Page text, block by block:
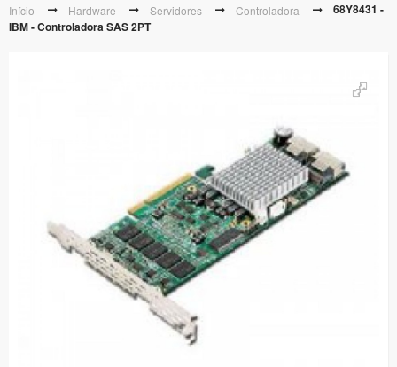
Início Hardware Servidores Controladora
68Y8431 -
IBM - Controladora SAS 2PT